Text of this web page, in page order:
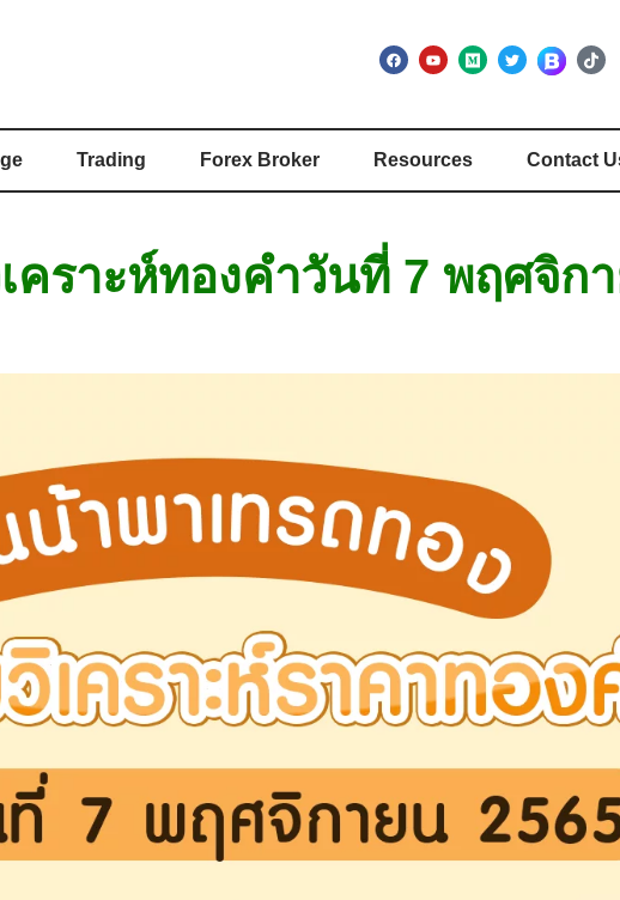
Trading Forex Broker Resources Contact
ราะห์ทองคำวันที่ 7 พฤศจิก